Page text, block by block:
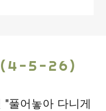
(4-5-26)
"풀어놓아 다니게